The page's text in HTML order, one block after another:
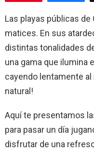
Las playas públicas
matices. En sus
distintas tonalidades
una gama que ilumina
cayendo lentamente
natural!
Aquí te presentamos
para pasar un día
disfrutar de una